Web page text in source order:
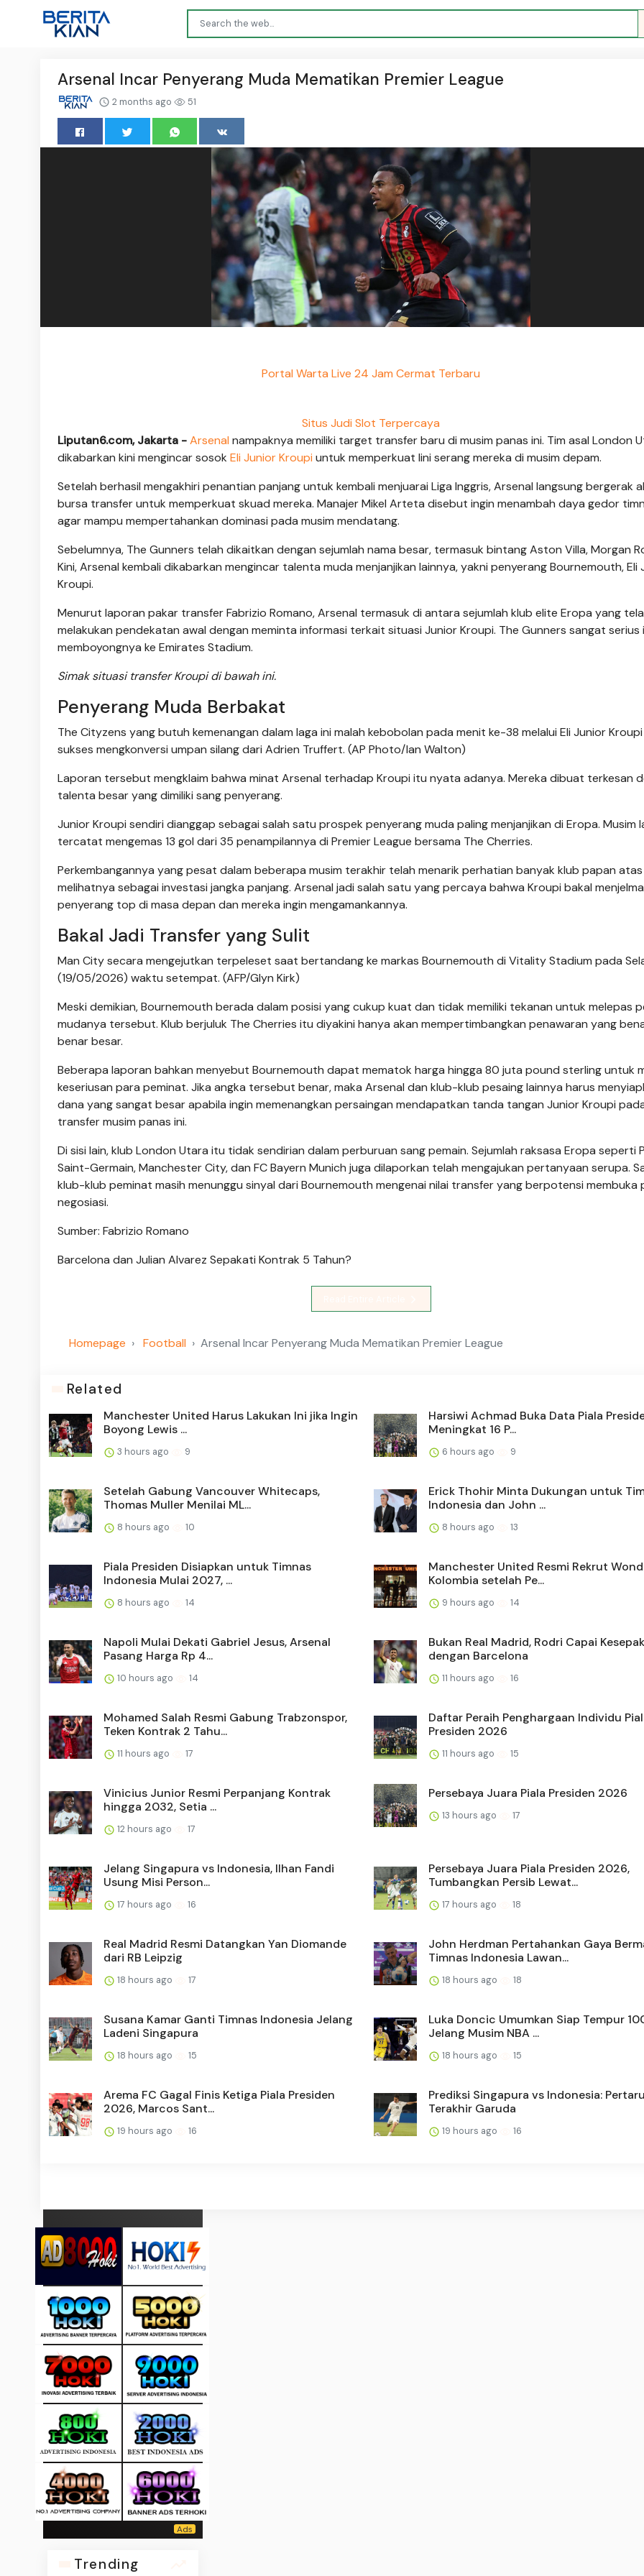
Arsenal Incar Penyerang Muda Mematikan Premier League
2 months ago 51
Portal Warta Live 24 Jam Cermat Terbaru
Situs Judi Slot Terpercaya
Liputan6.com, Jakarta -Arsenal nampaknya memiliki target transfer baru di musim panas ini. Tim asal London
dikabarkan kini mengincar sosok Eli Junior Kroupi untuk memperkuat lini serang mereka di musim depam.
Setelah berhasil mengakhiri penantian panjang untuk kembali menjuarai Liga Inggris, Arsenal langsung bergerak
bursa transfer untuk memperkuat skuad mereka. Manajer Mikel Arteta disebut ingin menambah daya gedor
agar mampu mempertahankan dominasi pada musim mendatang.
Sebelumnya, The Gunners telah dikaitkan dengan sejumlah nama besar, termasuk bintang Aston Villa, Morgan
Kini, Arsenal kembali dikabarkan mengincar talenta muda menjanjikan lainnya, yakni penyerang Bournemouth, Eli
Kroupi.
Menurut laporan pakar transfer Fabrizio Romano, Arsenal termasuk di antara sejumlah klub elite Eropa yang
melakukan pendekatan awal dengan meminta informasi terkait situasi Junior Kroupi. The Gunners sangat serius
memboyongnya ke Emirates Stadium.
Simak situasi transfer Kroupi di bawah ini.
Penyerang Muda Berbakat
The Cityzens yang butuh kemenangan dalam laga ini malah kebobolan pada menit ke-38 melalui Eli Junior
sukses mengkonversi umpan silang dari Adrien Truffert. (AP Photo/Ian Walton)
Laporan tersebut mengklaim bahwa minat Arsenal terhadap Kroupi itu nyata adanya. Mereka dibuat terkesan
talenta besar yang dimiliki sang penyerang.
Junior Kroupi sendiri dianggap sebagai salah satu prospek penyerang muda paling menjanjikan di Eropa. Musim
tercatat mengemas 13 gol dari 35 penampilannya di Premier League bersama The Cherries.
Perkembangannya yang pesat dalam beberapa musim terakhir telah menarik perhatian banyak klub papan
melihatnya sebagai investasi jangka panjang. Arsenal jadi salah satu yang percaya bahwa Kroupi bakal
penyerang top di masa depan dan mereka ingin mengamankannya.
Bakal Jadi Transfer yang Sulit
Man City secara mengejutkan terpeleset saat bertandang ke markas Bournemouth di Vitality Stadium pada
(19/05/2026) waktu setempat. (AFP/Glyn Kirk)
Meski demikian, Bournemouth berada dalam posisi yang cukup kuat dan tidak memiliki tekanan untuk melepas
mudanya tersebut. Klub berjuluk The Cherries itu diyakini hanya akan mempertimbangkan penawaran yang
benar besar.
Beberapa laporan bahkan menyebut Bournemouth dapat mematok harga hingga 80 juta pound sterling untuk
keseriusan para peminat. Jika angka tersebut benar, maka Arsenal dan klub-klub pesaing lainnya harus
dana yang sangat besar apabila ingin memenangkan persaingan mendapatkan tanda tangan Junior Kroupi
transfer musim panas ini.
Di sisi lain, klub London Utara itu tidak sendirian dalam perburuan sang pemain. Sejumlah raksasa Eropa seperti
Saint-Germain, Manchester City, dan FC Bayern Munich juga dilaporkan telah mengajukan pertanyaan serupa.
klub-klub peminat masih menunggu sinyal dari Bournemouth mengenai nilai transfer yang berpotensi membuka
negosiasi.
Sumber: Fabrizio Romano
Barcelona dan Julian Alvarez Sepakati Kontrak 5 Tahun?
Homepage Football Arsenal Incar Penyerang Muda Mematikan Premier League
Related
Manchester United Harus Lakukan Ini jika Ingin
Boyong Lewis ...
3 hours ago 9
Harsiwi Achmad Buka Data Piala
Meningkat 16 P...
6 hours ago 9
Setelah Gabung Vancouver Whitecaps,
Thomas Muller Menilai ML...
8 hours ago 10
Erick Thohir Minta Dukungan untuk
Indonesia dan John ...
8 hours ago 13
Piala Presiden Disiapkan untuk Timnas
Indonesia Mulai 2027, ...
8 hours ago 14
Manchester United Resmi Rekrut
Kolombia setelah Pe...
9 hours ago 14
Napoli Mulai Dekati Gabriel Jesus, Arsenal
Pasang Harga Rp 4...
10 hours ago 14
Bukan Real Madrid, Rodri Capai
dengan Barcelona
11 hours ago 16
Mohamed Salah Resmi Gabung Trabzonspor,
Teken Kontrak 2 Tahu...
11 hours ago 17
Daftar Peraih Penghargaan Individu
Presiden 2026
11 hours ago 15
Vinicius Junior Resmi Perpanjang Kontrak
hingga 2032, Setia ...
12 hours ago 17
Persebaya Juara Piala Presiden 2026
13 hours ago 17
Jelang Singapura vs Indonesia, Ilhan Fandi
Usung Misi Person...
17 hours ago 16
Persebaya Juara Piala Presiden 2026,
Tumbangkan Persib Lewat...
17 hours ago 18
Real Madrid Resmi Datangkan Yan Diomande
dari RB Leipzig
18 hours ago 17
John Herdman Pertahankan Gaya
Timnas Indonesia Lawan...
18 hours ago 18
Susana Kamar Ganti Timnas Indonesia Jelang
Ladeni Singapura
18 hours ago 15
Luka Doncic Umumkan Siap Tempur
Jelang Musim NBA ...
18 hours ago 15
Arema FC Gagal Finis Ketiga Piala Presiden
2026, Marcos Sant...
19 hours ago 16
Prediksi Singapura vs Indonesia:
Terakhir Garuda
19 hours ago 16
Trending